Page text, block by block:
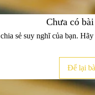
Chưa có
sẻ suy nghĩ của bạn.
Để lại